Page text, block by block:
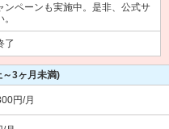
ンペーンも実施中。是非、公式サ
了
3ヶ月未満)
円/月